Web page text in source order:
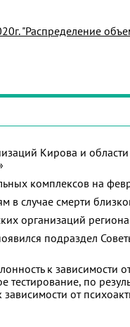
"Распределение
Кирова и
комплексов на
в случае смерти
организаций региона
подраздел
к зависимости
по
зависимости от